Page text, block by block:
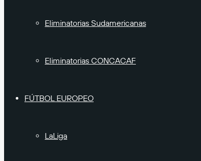
Eliminatorias Sudamericanas
Eliminatorias CONCACAF
FÚTBOL EUROPEO
LaLiga